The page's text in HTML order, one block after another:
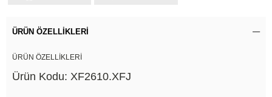
ÜRÜN ÖZELLIKLERI
ÜRÜN ÖZELLİKLERİ
Ürün Kodu: XF2610.XFJ